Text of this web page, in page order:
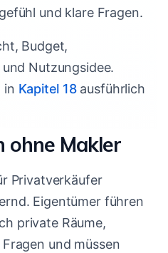
und klare Fragen.
Budget,
Nutzungsidee.
in Kapitel 18ausführlich
ohne Makler
Privatverkäufer
Eigentümer führen
private Räume,
und müssen